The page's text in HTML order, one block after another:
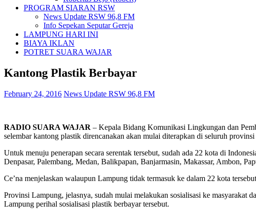
PROGRAM SIARAN RSW
News Update RSW 96,8 FM
Info Sepekan Seputar Gereja
LAMPUNG HARI INI
BIAYA IKLAN
POTRET SUARA WAJAR
Kantong Plastik Berbayar
February 24, 2016 News Update RSW 96,8 FM
RADIO SUARA WAJAR – Kepala Bidang Komunikasi Lingkungan dan
selembar kantong plastik direncanakan akan mulai diterapkan di seluruh
Untuk menuju penerapan secara serentak tersebut, sudah ada 22 kota di
Denpasar, Palembang, Medan, Balikpapan, Banjarmasin, Makassar, Ambon,
Ce’na menjelaskan walaupun Lampung tidak termasuk ke dalam 22 kota
Provinsi Lampung, jelasnya, sudah mulai melakukan sosialisasi ke masyarakat
Lampung perihal sosialisasi plastik berbayar tersebut.